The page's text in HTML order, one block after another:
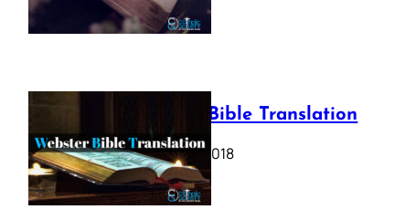
Webster Bible Translation
October 11, 2018